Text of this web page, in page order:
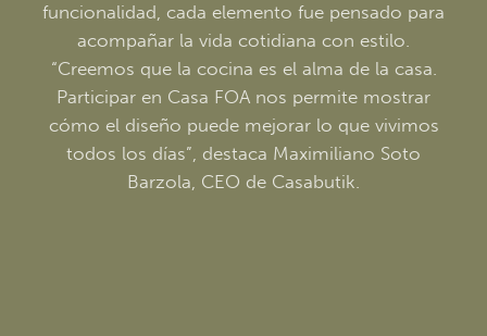
funcionalidad, cada elemento fue pensado para
acompañar la vida cotidiana con estilo.
“Creemos que la cocina es el alma de la casa.
Participar en Casa FOA nos permite mostrar
cómo el diseño puede mejorar lo que vivimos
todos los días”, destaca Maximiliano Soto
Barzola, CEO de Casabutik.